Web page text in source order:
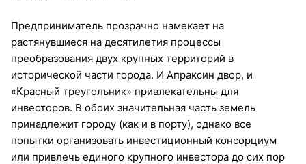
Предприниматель прозрачно намекает на
растянувшиеся на десятилетия процессы
преобразования двух крупных территорий в
исторической части города. И Апраксин двор, и
«Красный треугольник» привлекательны для
инвесторов. В обоих значительная часть земель
принадлежит городу (как и в порту), однако все
попытки организовать инвестиционный консорциум
или привлечь единого крупного инвестора до сих пор